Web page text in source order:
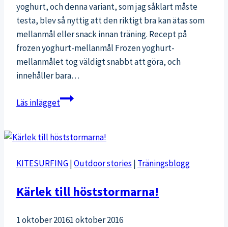
yoghurt, och denna variant, som jag såklart måste
testa, blev så nyttig att den riktigt bra kan ätas som
mellanmål eller snack innan träning. Recept på
frozen yoghurt-mellanmål Frozen yoghurt-
mellanmålet tog väldigt snabbt att göra, och
innehåller bara…
Läs inläggetFrozen
som
mellanmål
KITESURFING|Outdoor stories | Träningsblogg
Kärlek till höststormarna!
1 oktober 20161 oktober 2016